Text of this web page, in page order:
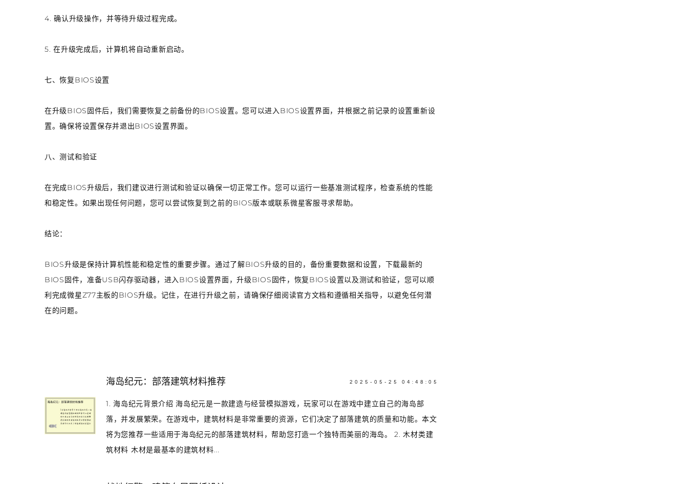
4. 确认升级操作，并等待升级过程完成。
5. 在升级完成后，计算机将自动重新启动。
七、恢复BIOS设置
在升级BIOS固件后，我们需要恢复之前备份的BIOS设置。您可以进入BIOS设置界面，并根据之前记录的设置重新设
置。确保将设置保存并退出BIOS设置界面。
八、测试和验证
在完成BIOS升级后，我们建议进行测试和验证以确保一切正常工作。您可以运行一些基准测试程序，检查系统的性能
和稳定性。如果出现任何问题，您可以尝试恢复到之前的BIOS版本或联系微星客服寻求帮助。
结论：
BIOS升级是保持计算机性能和稳定性的重要步骤。通过了解BIOS升级的目的，备份重要数据和设置，下载最新的
BIOS固件，准备USB闪存驱动器，进入BIOS设置界面，升级BIOS固件，恢复BIOS设置以及测试和验证，您可以顺
利完成微星Z77主板的BIOS升级。记住，在进行升级之前，请确保仔细阅读官方文档和遵循相关指导，以避免任何潜
在的问题。
海岛纪元：部落建筑材料推荐 2025-05-25 04:48:05
1. 海岛纪元背景介绍 海岛纪元是一款建造与经营模拟游戏，玩家可以在游戏中建立自己的海岛部
落，并发展繁荣。在游戏中，建筑材料是非常重要的资源，它们决定了部落建筑的质量和功能。本文
将为您推荐一些适用于海岛纪元的部落建筑材料，帮助您打造一个独特而美丽的海岛。 2. 木材类建
筑材料 木材是最基本的建筑材料...